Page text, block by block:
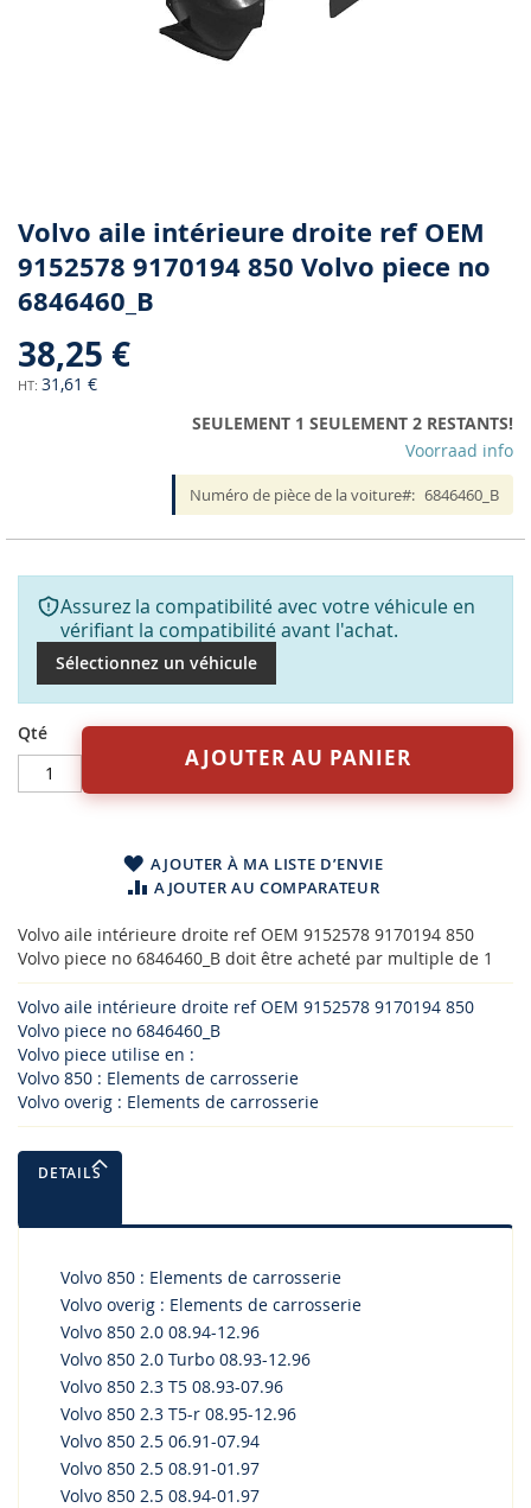
Skip
to
the
beginning
the
images
gallery
Volvo aile intérieure droite ref OEM
9152578 9170194 850 Volvo piece no
6846460_B
38,25 €
31,61 €
SEULEMENT 1 SEULEMENT 2 RESTANTS!
Voorraad info
Numéro de pièce de la voiture 6846460_B
Assurez la compatibilité avec votre véhicule en
vérifiant la compatibilité avant l'achat.
Sélectionnez un véhicule
Qté
AJOUTER AU PANIER
AJOUTER À MA LISTE D’ENVIE
AJOUTER AU COMPARATEUR
Volvo aile intérieure droite ref OEM 9152578 9170194 850
Volvo piece no 6846460_B doit être acheté par multiple de 1
Volvo aile intérieure droite ref OEM 9152578 9170194 850
Volvo piece no 6846460_B
Volvo piece utilise en :
Volvo 850 : Elements de carrosserie
Volvo overig : Elements de carrosserie
DETAILS
Volvo 850 : Elements de carrosserie
Volvo overig : Elements de carrosserie
Volvo 850 2.0 08.94-12.96
Volvo 850 2.0 Turbo 08.93-12.96
Volvo 850 2.3 T5 08.93-07.96
Volvo 850 2.3 T5-r 08.95-12.96
Volvo 850 2.5 06.91-07.94
Volvo 850 2.5 08.91-01.97
Volvo 850 2.5 08.94-01.97